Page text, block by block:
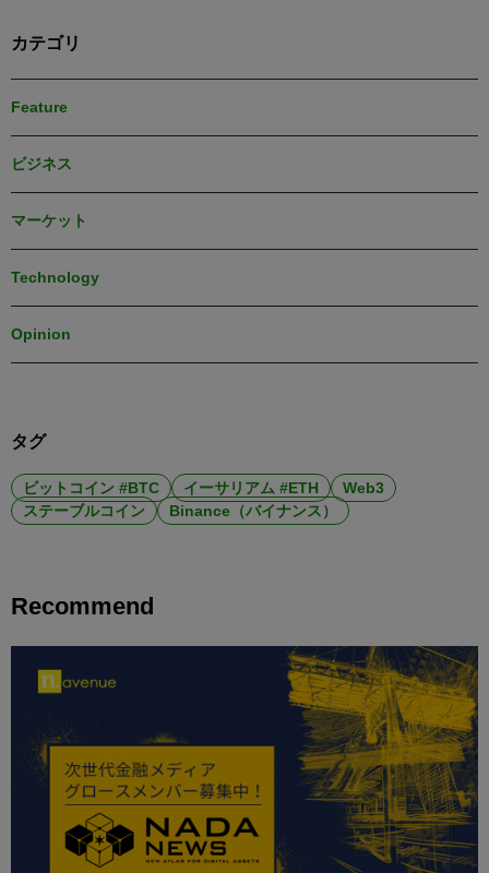
カテゴリ
Feature
ビジネス
マーケット
Technology
Opinion
タグ
ビットコイン #BTC イーサリアム #ETH
Web3
ステーブルコイン
Binance（バイナンス）
Recommend